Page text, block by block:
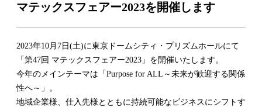
マテックスフェアー2023を開催します
2023年10月7日(土)に東京ドームシティ・プリズムホールにて
「第47回 マテックスフェアー2023」を開催いたします。
今年のメインテーマは「Purpose for ALL～未来が歓迎する関係
性へ～」。
地域企業様、仕入先様とともに持続可能なビジネスにシフトす